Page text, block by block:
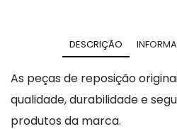
DESCRIÇÃO
As peças de reposição
qualidade, durabilidade e
produtos da marca.